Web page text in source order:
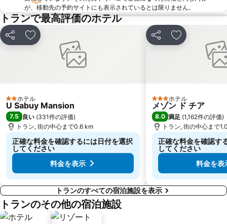
が、移動先の予約サイトにも表示されているとは限りません。
トランで最高評価のホテル
シェア お気に入りに追加
2 ホテルのランク
ホテル
U Sabuy Mansion
7.5 良い (331件の評価)
トラン, 街の中心まで0.6 km
正確な料金を確認するには日付を選択
してください
料金を表示
シェア お気に入りに
3 ホテルのランク
ホテル
メゾン ド チア
8.0 満足 (1,162件の評価)
トラン, 街の中心まで
正確な料金を確認す
してください
料金を表
トランのすべての宿泊施設を表示
トランのその他の宿泊施設